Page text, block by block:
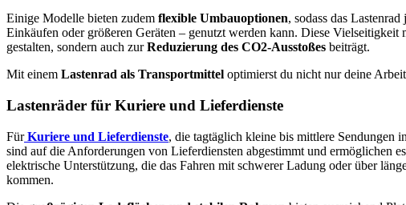
Einige Modelle bieten zudem flexible Umbauoptionen, sodass das
Einkäufen oder größeren Geräten – genutzt werden kann. Diese Vielseitigkeit
gestalten, sondern auch zurReduzierung des CO2-Ausstoßes beiträgt.
Mit einem Lastenrad als Transportmittel optimierst du nicht nur deine
Lastenräder für Kuriere und Lieferdienste
FürKuriere und Lieferdienste, die tagtäglich kleine bis mittlere Sendungen
sind auf die Anforderungen von Lieferdiensten abgestimmt und ermöglichen
elektrische Unterstützung, die das Fahren mit schwerer Ladung oder über
kommen.